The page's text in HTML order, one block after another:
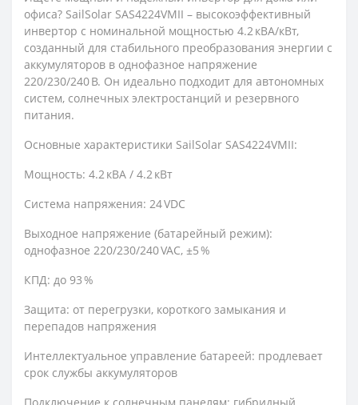
офиса? SailSolar SAS4224VMII – высокоэффективный
инвертор с номинальной мощностью 4.2 кВА/кВт,
созданный для стабильного преобразования энергии с
аккумуляторов в однофазное напряжение
220/230/240 В. Он идеально подходит для автономных
систем, солнечных электростанций и резервного
питания.
Основные характеристики SailSolar SAS4224VMII:
Мощность: 4.2 кВА / 4.2 кВт
Система напряжения: 24 VDC
Выходное напряжение (батарейный режим):
однофазное 220/230/240 VAC, ±5 %
КПД: до 93 %
Защита: от перегрузки, короткого замыкания и
перепадов напряжения
Интеллектуальное управление батареей: продлевает
срок службы аккумуляторов